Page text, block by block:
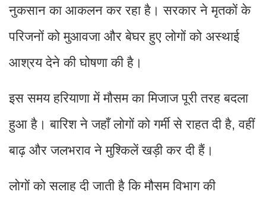
नुकसान का आकलन कर रहा है। सरकार ने मृतकों के
परिजनों को मुआवजा और बेघर हुए लोगों को अस्थाई
आश्रय देने की घोषणा की है।
इस समय हरियाणा में मौसम का मिजाज पूरी तरह बदला
हुआ है। बारिश ने जहाँ लोगों को गर्मी से राहत दी है, वहीं
बाढ़ और जलभराव ने मुश्किलें खड़ी कर दी हैं।
लोगों को सलाह दी जाती है कि मौसम विभाग की